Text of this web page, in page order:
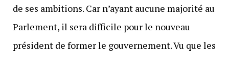
de ses ambitions. Car n’ayant aucune majorité au
Parlement, il sera difficile pour le nouveau
président de former le gouvernement. Vu que les